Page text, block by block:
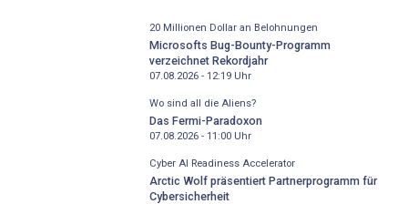
20 Millionen Dollar an Belohnungen
Microsofts Bug-Bounty-Programm
verzeichnet Rekordjahr
07.08.2026 - 12:19Uhr
Wo sind all die Aliens?
Das Fermi-Paradoxon
07.08.2026 - 11:00Uhr
Cyber AI Readiness Accelerator
Arctic Wolf präsentiert Partnerprogramm für
Cybersicherheit